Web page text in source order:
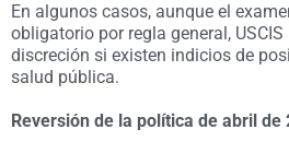
En algunos casos, aunque el
obligatorio por regla general,
discreción si existen indicios de
salud pública.
Reversión de la política de abril de